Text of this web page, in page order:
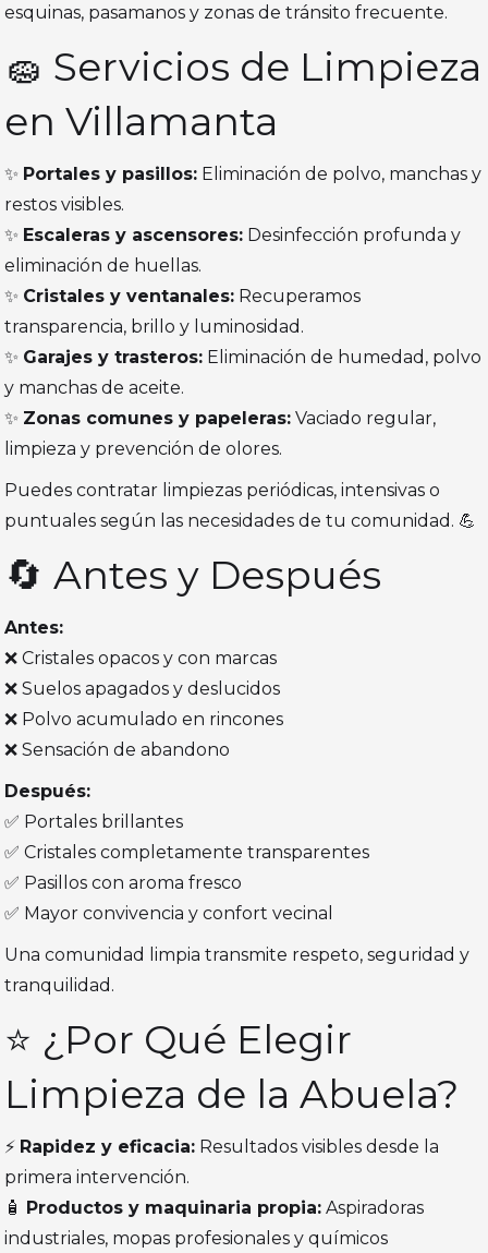
esquinas, pasamanos y zonas de tránsito frecuente.
🧽 Servicios de Limpieza
en Villamanta
✨ Portales y pasillos: Eliminación de polvo, manchas y
restos visibles.
✨ Escaleras y ascensores: Desinfección profunda y
eliminación de huellas.
✨ Cristales y ventanales: Recuperamos
transparencia, brillo y luminosidad.
✨ Garajes y trasteros: Eliminación de humedad, polvo
y manchas de aceite.
✨ Zonas comunes y papeleras: Vaciado regular,
limpieza y prevención de olores.
Puedes contratar limpiezas periódicas, intensivas o
puntuales según las necesidades de tu comunidad. 💪
🔄 Antes y Después
Antes:
❌ Cristales opacos y con marcas
❌ Suelos apagados y deslucidos
❌ Polvo acumulado en rincones
❌ Sensación de abandono
Después:
✅ Portales brillantes
✅ Cristales completamente transparentes
✅ Pasillos con aroma fresco
✅ Mayor convivencia y confort vecinal
Una comunidad limpia transmite respeto, seguridad y
tranquilidad.
⭐ ¿Por Qué Elegir
Limpieza de la Abuela?
⚡ Rapidez y eficacia: Resultados visibles desde la
primera intervención.
🧴
Productos y maquinaria propia: Aspiradoras
industriales, mopas profesionales y químicos